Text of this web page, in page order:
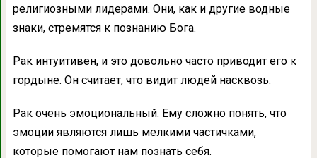
религиозными лидерами. Они, как и другие водные
знаки, стремятся к познанию Бога.
Рак интуитивен, и это довольно часто приводит его к
гордыне. Он считает, что видит людей насквозь.
Рак очень эмоциональный. Ему сложно понять, что
эмоции являются лишь мелкими частичками,
которые помогают нам познать себя.